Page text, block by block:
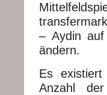
– Aydin
ändern.
Es
Anzahl